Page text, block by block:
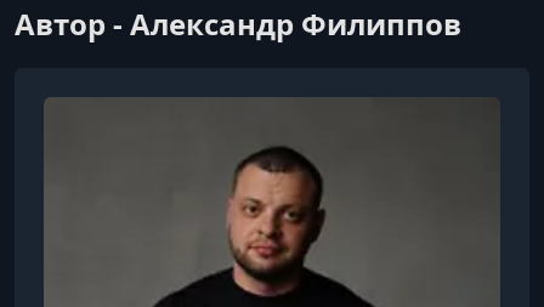
37. Беременность и силовой тренинг Часть 1
37. Беременность и силовой тренинг Часть 2
39. Контролируемые параметры тренировок
Автор - Александр Филиппов